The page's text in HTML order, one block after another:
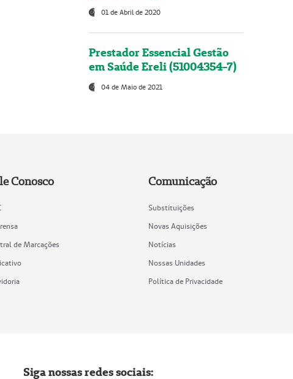
01 de Abril de 2020
Prestador Essencial Gestão
em Saúde Ereli (51004354-7)
04 de Maio de 2021
Conosco
de Marcações
Comunicação
Substituições
Novas Aquisições
Notícias
Nossas Unidades
Política de Privacidade
Siga nossas redes sociais: